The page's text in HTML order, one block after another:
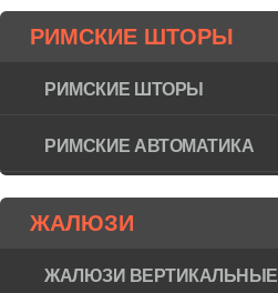
РИМСКИЕ ШТОРЫ
РИМСКИЕ ШТОРЫ
РИМСКИЕ АВТОМАТИКА
ЖАЛЮЗИ
ЖАЛЮЗИ ВЕРТИКАЛЬНЫЕ